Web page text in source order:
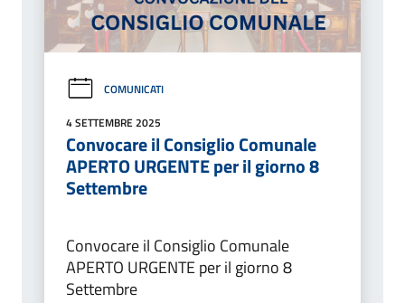
COMUNICATI
4 SETTEMBRE 2025
Convocare il Consiglio Comunale
APERTO URGENTE per il giorno 8
Settembre
Convocare il Consiglio Comunale
APERTO URGENTE per il giorno 8
Settembre